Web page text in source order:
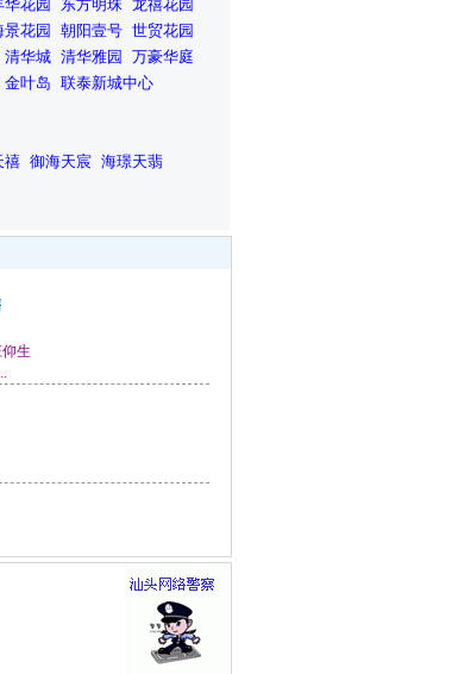
华花园 东方明珠 龙禧花园
景花园 朝阳壹号 世贸花园
清华城 清华雅园
万豪华庭
金叶岛 联泰新城中心
禧 御海天宸 海璟天翡
生